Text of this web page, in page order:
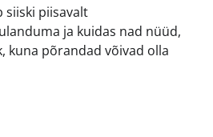
siiski piisavalt
ja kuidas nad nüüd,
kuna põrandad võivad olla